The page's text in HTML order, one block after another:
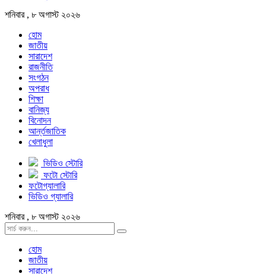
শনিবার , ৮ অগাস্ট ২০২৬
হোম
জাতীয়
সারাদেশ
রাজনীতি
সংগঠন
অপরাধ
শিক্ষা
বানিজ্য
বিনোদন
আর্ন্তজাতিক
খেলাধুলা
ভিডিও স্টোরি
ফটো স্টোরি
ফটোগ্যালারি
ভিডিও গ্যালারি
শনিবার , ৮ অগাস্ট ২০২৬
হোম
জাতীয়
সারাদেশ